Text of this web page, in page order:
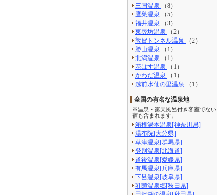
三国温泉
（8）
鷹巣温泉
（5）
福井温泉
（3）
東尋坊温泉
（2）
敦賀トンネル温泉
（2）
勝山温泉
（1）
北潟温泉
（1）
花はす温泉
（1）
かわだ温泉
（1）
越前水仙の里温泉
（1）
全国の有名な温泉地
※温泉・露天風呂付き客室でない
宿も含まれます。
箱根湯本温泉[神奈川県]
湯布院[大分県]
草津温泉[群馬県]
登別温泉[北海道]
道後温泉[愛媛県]
有馬温泉[兵庫県]
下呂温泉[岐阜県]
乳頭温泉郷[秋田県]